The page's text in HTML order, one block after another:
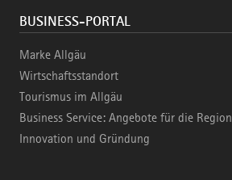
BUSINESS-PORTAL
Marke Allgäu
Wirtschaftsstandort
Tourismus im Allgäu
Business Service: Angebote für die Region
Innovation und Gründung